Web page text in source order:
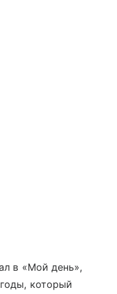
в «Мой день»,
который